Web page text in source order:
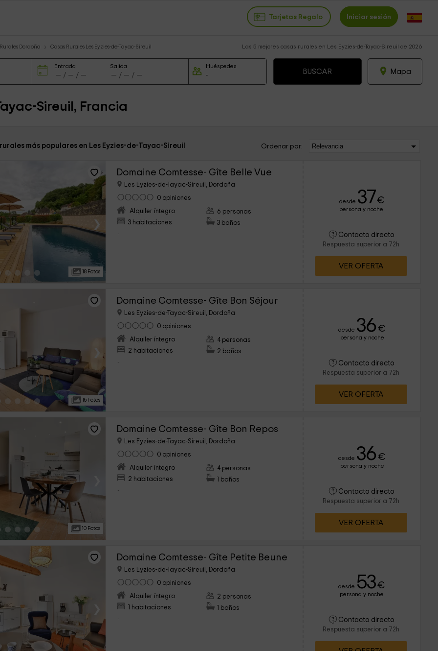
Tarjetas Regalo Iniciar sesión
Dordoña Casas Rurales Les Eyzies-de-Tayac-Sireuil Las 5 mejores casas rurales en Les Eyzies-de-Tayac-Sireuil de 2026
Entrada Salida Huéspedes
Mapa
Sireuil, Francia
más populares en Les Eyzies-de-Tayac-Sireuil Ordenar por:
›
18 Fotos
Domaine Comtesse- Gîte Belle Vue
Les Eyzies-de-Tayac-Sireuil, Dordoña
0 opiniones
Alquiler íntegro
3 habitaciones
6 personas
3 baños
...
desde 37€
persona y noche
Contacto directo
Respuesta superior a 72h
VER OFERTA
›
15 Fotos
Domaine Comtesse- Gîte Bon Séjour
Les Eyzies-de-Tayac-Sireuil, Dordoña
0 opiniones
Alquiler íntegro
2 habitaciones
4 personas
2 baños
...
desde 36 €
persona y noche
Contacto directo
Respuesta superior a 72h
VER OFERTA
10 Fotos
Domaine Comtesse- Gîte Bon Repos
Les Eyzies-de-Tayac-Sireuil, Dordoña
0 opiniones
Alquiler íntegro
2 habitaciones
4 personas
1 baños
...
desde 36 €
persona y noche
Contacto directo
Respuesta superior a 72h
VER OFERTA
Domaine Comtesse- Gîte Petite Beune
Les Eyzies-de-Tayac-Sireuil, Dordoña
0 opiniones
Alquiler íntegro
1 habitaciones
2 personas
1 baños
...
desde 53€
persona y noche
Contacto directo
Respuesta superior a 72h